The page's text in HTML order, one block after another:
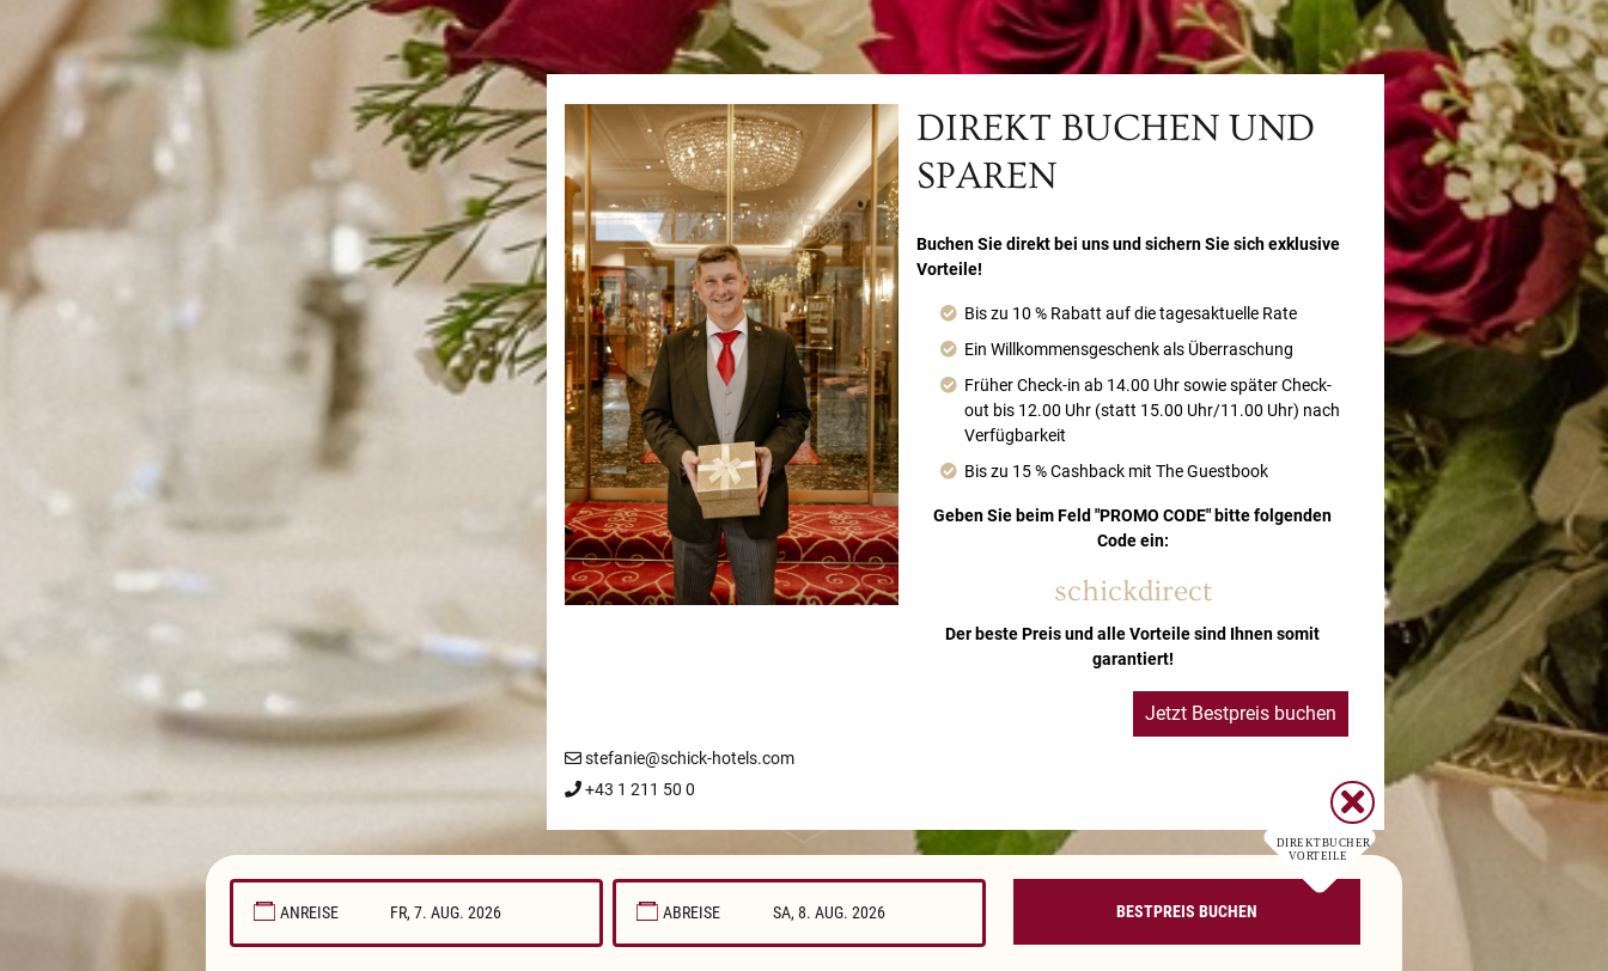
DIREKTBUCHER
VORTEILE
DIREKT BUCHEN UND
SPAREN
Buchen Sie direkt bei uns und sichern Sie sich exklusive
Vorteile!
Bis zu 10 % Rabatt auf die tagesaktuelle Rate
Ein Willkommensgeschenk als Überraschung
Früher Check-in ab 14.00 Uhr sowie später Check-
out bis 12.00 Uhr (statt 15.00 Uhr/11.00 Uhr) nach
Verfügbarkeit
Bis zu 15 % Cashback mit The Guestbook
Geben Sie beim Feld "PROMO CODE" bitte folgenden
Code ein:
schickdirect
Der beste Preis und alle Vorteile sind Ihnen somit
garantiert!
Jetzt Bestpreis buchen
stefanie@schick-hotels.com
+43 1 211 50 0
ANREISE
August 2026
ABREISE
August 2026
BESTPREIS BUCHEN